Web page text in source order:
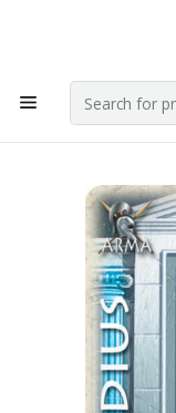
Por compras en
Home Juegos